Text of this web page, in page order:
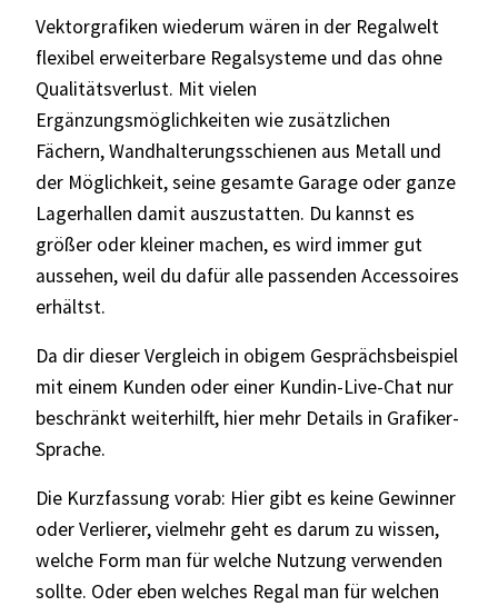
Vektorgrafiken wiederum wären in der Regalwelt
flexibel erweiterbare Regalsysteme und das ohne
Qualitätsverlust. Mit vielen
Ergänzungsmöglichkeiten wie zusätzlichen
Fächern, Wandhalterungsschienen aus Metall und
der Möglichkeit, seine gesamte Garage oder ganze
Lagerhallen damit auszustatten. Du kannst es
größer oder kleiner machen, es wird immer gut
aussehen, weil du dafür alle passenden Accessoires
erhältst.
Da dir dieser Vergleich in obigem Gesprächsbeispiel
mit einem Kunden oder einer Kundin-Live-Chat nur
beschränkt weiterhilft, hier mehr Details in Grafiker-
Sprache.
Die Kurzfassung vorab: Hier gibt es keine Gewinner
oder Verlierer, vielmehr geht es darum zu wissen,
welche Form man für welche Nutzung verwenden
sollte. Oder eben welches Regal man für welchen